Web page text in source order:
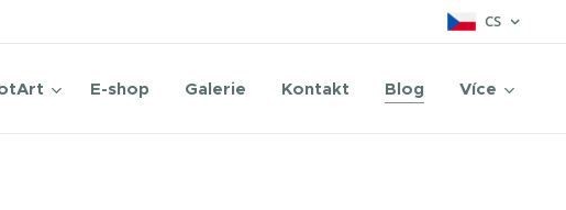
CS
E-shop Galerie Kontakt Blog Více